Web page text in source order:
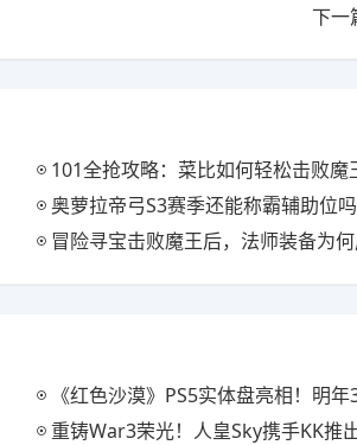
下一
101全抢攻略：菜比如何轻松击败魔
奥萝拉帝弓S3赛季还能称霸辅助位吗
冒险寻宝击败魔王后，法师装备为何
《红色沙漠》PS5实体盘亮相！明
重铸War3荣光！人皇Sky携手KK推出首档电竞